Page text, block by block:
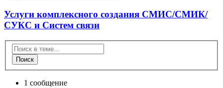
Услуги комплексного создания СМИС/СМИК/
СУКС и Систем связи
Поиск
1 сообщение